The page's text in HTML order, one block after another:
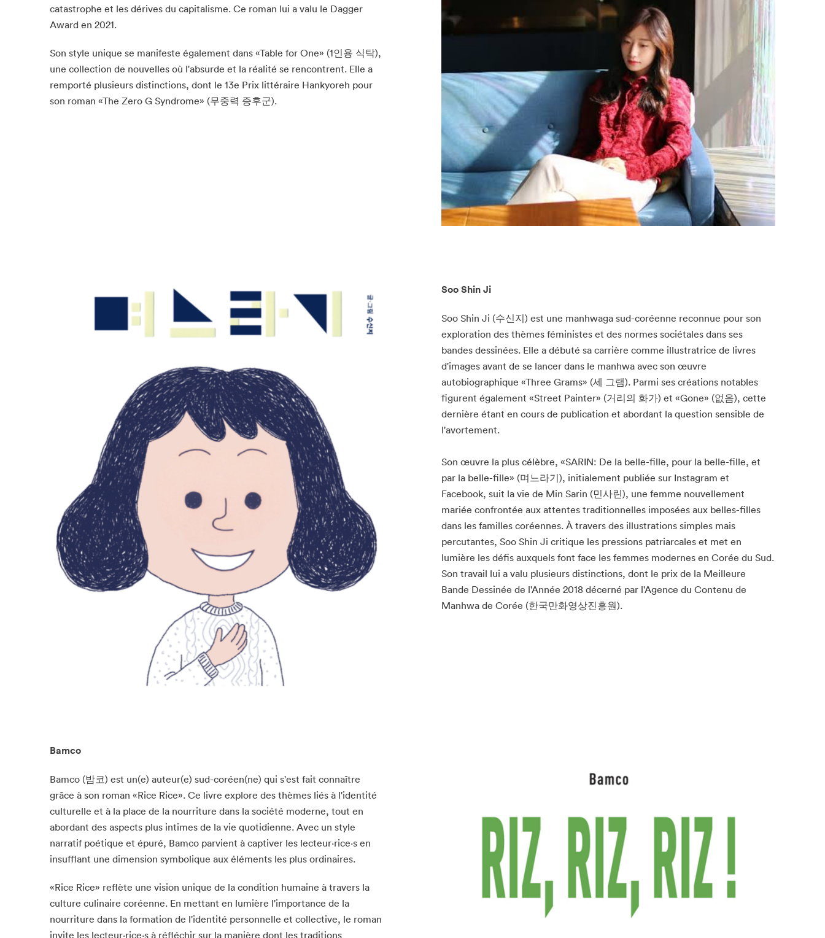
Que cherchez-vous?
Fermer
catastrophe et les dérives du capitalisme. Ce roman lui a valu le Dagger
Award en 2021.
Son style unique se manifeste également dans «Table for One» (1인용 식탁),
une collection de nouvelles où l'absurde et la réalité se rencontrent. Elle a
remporté plusieurs distinctions, dont le 13e Prix littéraire Hankyoreh pour
son roman «The Zero G Syndrome» (무중력 증후군).
Soo Shin Ji
Soo Shin Ji (수신지) est une manhwaga sud-coréenne reconnue pour son
exploration des thèmes féministes et des normes sociétales dans ses
bandes dessinées. Elle a débuté sa carrière comme illustratrice de livres
d'images avant de se lancer dans le manhwa avec son œuvre
autobiographique «Three Grams» (세 그램). Parmi ses créations notables
figurent également «Street Painter» (거리의 화가) et «Gone» (없음), cette
dernière étant en cours de publication et abordant la question sensible de
l'avortement.
Son œuvre la plus célèbre, «SARIN: De la belle-fille, pour la belle-fille, et
par la belle-fille» (며느라기), initialement publiée sur Instagram et
Facebook, suit la vie de Min Sarin (민사린), une femme nouvellement
mariée confrontée aux attentes traditionnelles imposées aux belles-filles
dans les familles coréennes. À travers des illustrations simples mais
percutantes, Soo Shin Ji critique les pressions patriarcales et met en
lumière les défis auxquels font face les femmes modernes en Corée du Sud.
Son travail lui a valu plusieurs distinctions, dont le prix de la Meilleure
Bande Dessinée de l'Année 2018 décerné par l'Agence du Contenu de
Manhwa de Corée (한국만화영상진흥원).
Bamco
Bamco (밤코) est un(e) auteur(e) sud-coréen(ne) qui s'est fait connaître
grâce à son roman «Rice Rice». Ce livre explore des thèmes liés à l'identité
culturelle et à la place de la nourriture dans la société moderne, tout en
abordant des aspects plus intimes de la vie quotidienne. Avec un style
narratif poétique et épuré, Bamco parvient à captiver les lecteur·rice·s en
insufflant une dimension symbolique aux éléments les plus ordinaires.
«Rice Rice» reflète une vision unique de la condition humaine à travers la
culture culinaire coréenne. En mettant en lumière l'importance de la
nourriture dans la formation de l'identité personnelle et collective, le roman
invite les lecteur·rice·s à réfléchir sur la manière dont les traditions